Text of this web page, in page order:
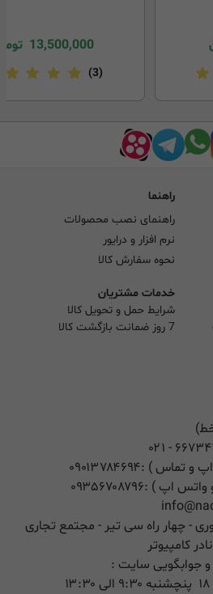
13,500,000
(3)
راهنما
راهنمای نصب محصولات
نرم افزار و درایور
نحوه سفارش کالا
خدمات مشتریان
شرایط حمل و تحویل کالا
7 روز ضمانت بازگشت کالا
- ۰۲۱
و تماس ) :۰۹۰۱۳۷۸۴۶۹۴
واتس اپ ) :۰۹۳۵۶۷۰۸۷۹۶
- چهار راه سی تیر - مجتمع تجاری
جوابگویی سایت :